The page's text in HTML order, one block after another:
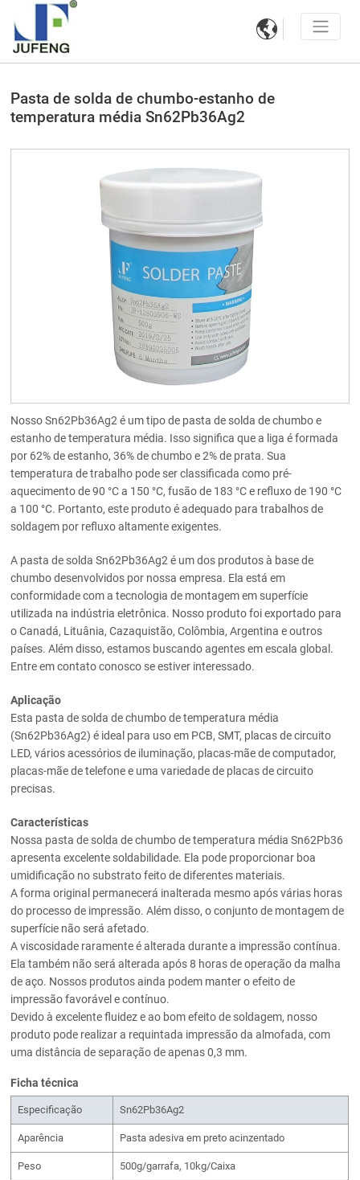

Pasta de solda de chumbo-estanho de
temperatura média Sn62Pb36Ag2
Nosso Sn62Pb36Ag2 é um tipo de pasta de solda de chumbo e
estanho de temperatura média. Isso significa que a liga é formada
por 62% de estanho, 36% de chumbo e 2% de prata. Sua
temperatura de trabalho pode ser classificada como pré-
aquecimento de 90 °C a 150 °C, fusão de 183 °C e refluxo de 190 °C
a 100 °C. Portanto, este produto é adequado para trabalhos de
soldagem por refluxo altamente exigentes.
A pasta de solda Sn62Pb36Ag2 é um dos produtos à base de
chumbo desenvolvidos por nossa empresa. Ela está em
conformidade com a tecnologia de montagem em superfície
utilizada na indústria eletrônica. Nosso produto foi exportado para
o Canadá, Lituânia, Cazaquistão, Colômbia, Argentina e outros
países. Além disso, estamos buscando agentes em escala global.
Entre em contato conosco se estiver interessado.
Aplicação
Esta pasta de solda de chumbo de temperatura média
(Sn62Pb36Ag2) é ideal para uso em PCB, SMT, placas de circuito
LED, vários acessórios de iluminação, placas-mãe de computador,
placas-mãe de telefone e uma variedade de placas de circuito
precisas.
Características
Nossa pasta de solda de chumbo de temperatura média Sn62Pb36
apresenta excelente soldabilidade. Ela pode proporcionar boa
umidificação no substrato feito de diferentes materiais.
A forma original permanecerá inalterada mesmo após várias horas
do processo de impressão. Além disso, o conjunto de montagem de
superfície não será afetado.
A viscosidade raramente é alterada durante a impressão contínua.
Ela também não será alterada após 8 horas de operação da malha
de aço. Nossos produtos ainda podem manter o efeito de
impressão favorável e contínuo.
Devido à excelente fluidez e ao bom efeito de soldagem, nosso
produto pode realizar a requintada impressão da almofada, com
uma distância de separação de apenas 0,3 mm.
Ficha técnica
Especificação Sn62Pb36Ag2
Aparência Pasta adesiva em preto acinzentado
Peso 500g/garrafa, 10kg/Caixa